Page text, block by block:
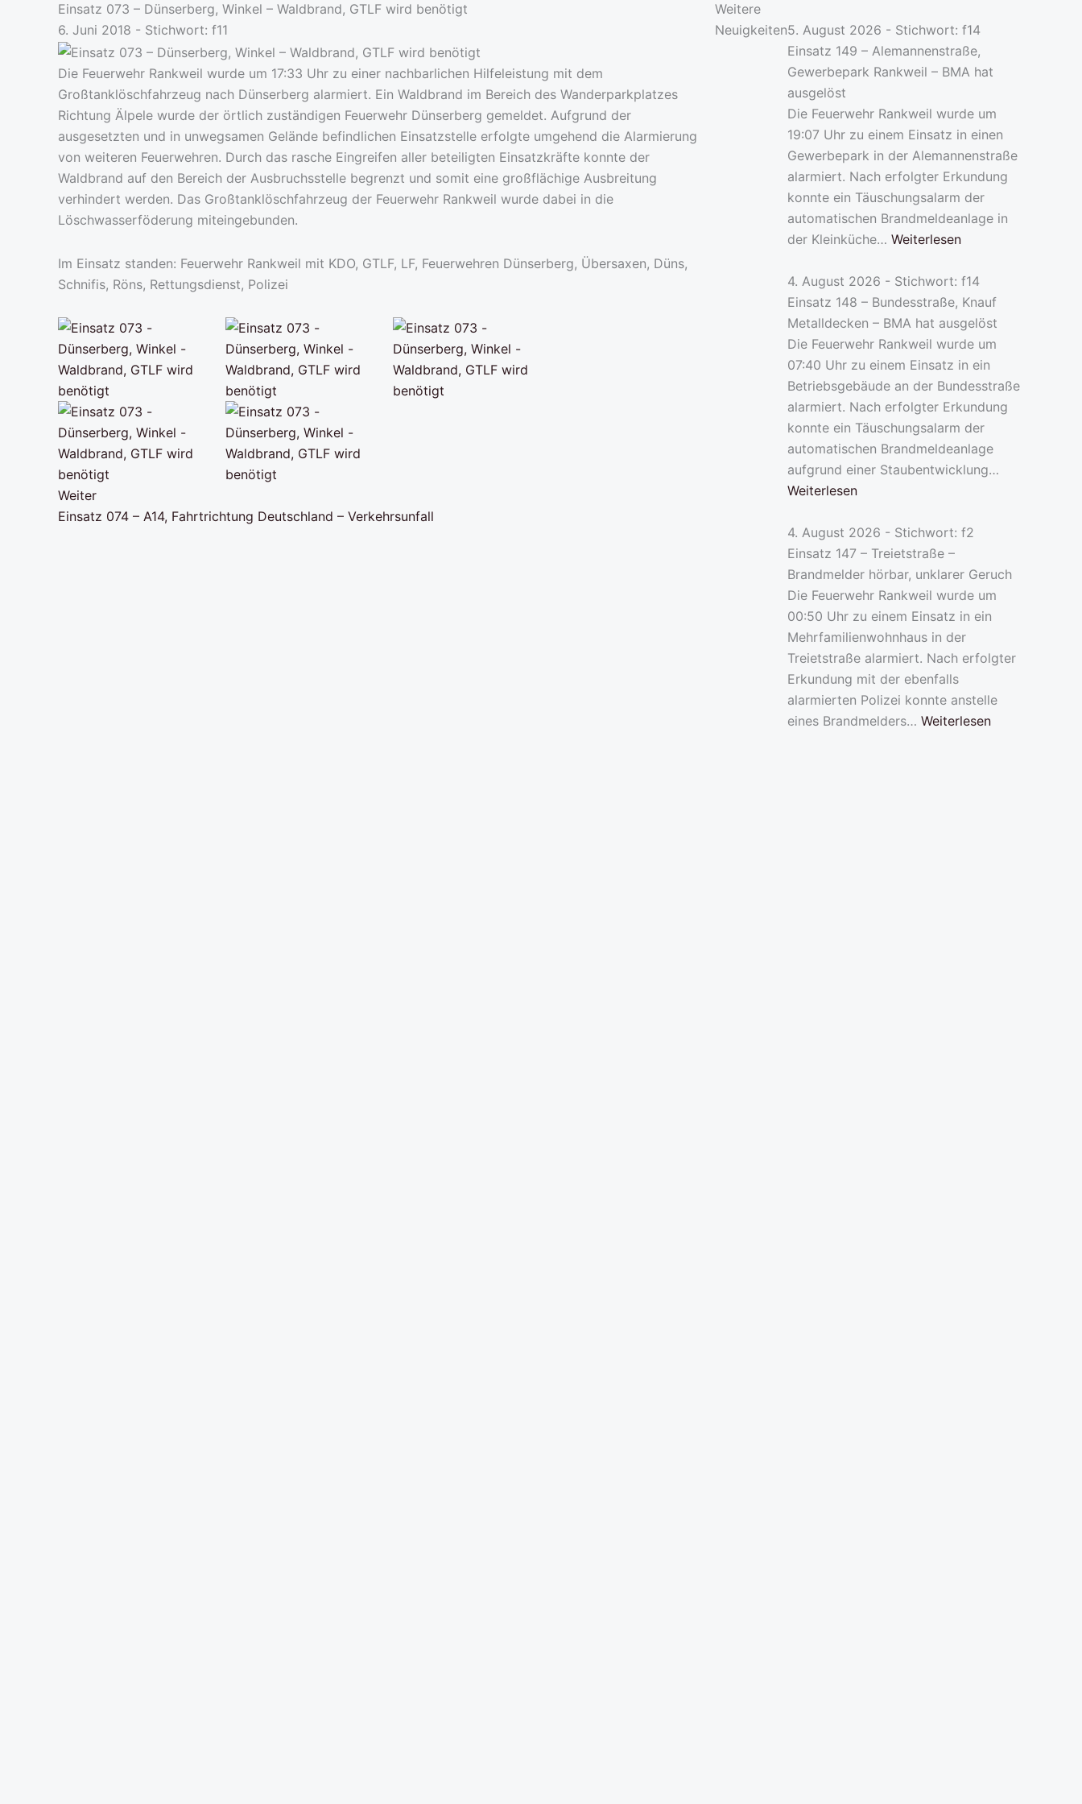
Einsatz 073 – Dünserberg, Winkel – Waldbrand, GTLF wird benötigt
6. Juni 2018 - Stichwort: f11
Die Feuerwehr Rankweil wurde um 17:33 Uhr zu einer nachbarlichen Hilfeleistung mit dem
Großtanklöschfahrzeug nach Dünserberg alarmiert. Ein Waldbrand im Bereich des Wanderparkplatzes
Richtung Älpele wurde der örtlich zuständigen Feuerwehr Dünserberg gemeldet. Aufgrund der
ausgesetzten und in unwegsamen Gelände befindlichen Einsatzstelle erfolgte umgehend die Alarmierung
von weiteren Feuerwehren. Durch das rasche Eingreifen aller beteiligten Einsatzkräfte konnte der
Waldbrand auf den Bereich der Ausbruchsstelle begrenzt und somit eine großflächige Ausbreitung
verhindert werden. Das Großtanklöschfahrzeug der Feuerwehr Rankweil wurde dabei in die
Löschwasserföderung miteingebunden.
Im Einsatz standen: Feuerwehr Rankweil mit KDO, GTLF, LF, Feuerwehren Dünserberg, Übersaxen, Düns,
Schnifis, Röns, Rettungsdienst, Polizei
Weiter
Einsatz 074 – A14, Fahrtrichtung Deutschland – Verkehrsunfall
Weitere
Neuigkeiten5. August 2026 - Stichwort: f14
Einsatz 149 – Alemannenstraße,
Gewerbepark Rankweil – BMA hat
ausgelöst
Die Feuerwehr Rankweil wurde um
19:07 Uhr zu einem Einsatz in einen
Gewerbepark in der Alemannenstraße
alarmiert. Nach erfolgter Erkundung
konnte ein Täuschungsalarm der
automatischen Brandmeldeanlage in
der Kleinküche…Weiterlesen
4. August 2026 - Stichwort: f14
Einsatz 148 – Bundesstraße, Knauf
Metalldecken – BMA hat ausgelöst
Die Feuerwehr Rankweil wurde um
07:40 Uhr zu einem Einsatz in ein
Betriebsgebäude an der Bundesstraße
alarmiert. Nach erfolgter Erkundung
konnte ein Täuschungsalarm der
automatischen Brandmeldeanlage
aufgrund einer Staubentwicklung…
Weiterlesen
4. August 2026 - Stichwort: f2
Einsatz 147 – Treietstraße –
Brandmelder hörbar, unklarer Geruch
Die Feuerwehr Rankweil wurde um
00:50 Uhr zu einem Einsatz in ein
Mehrfamilienwohnhaus in der
Treietstraße alarmiert. Nach erfolgter
Erkundung mit der ebenfalls
alarmierten Polizei konnte anstelle
eines Brandmelders…Weiterlesen